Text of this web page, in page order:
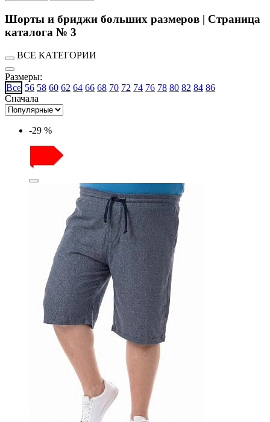
Шорты и бриджи больших размеров | Cтраница
каталога № 3
ВСЕ КАТЕГОРИИ
Размеры:
Все 56 58 60 62 64 66 68 70 72 74 76 78 80 82 84 86
Сначала
-29 %